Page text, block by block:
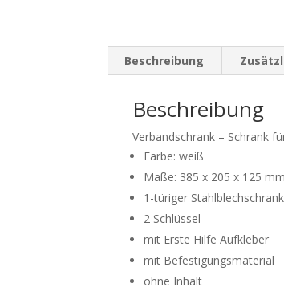
Beschreibung
Beschreibung
Verbandschrank – Schrank
Farbe: weiß
Maße: 385 x 205 x 125 mm
1-türiger Stahlblechschrank
2 Schlüssel
mit Erste Hilfe Aufkleber
mit Befestigungsmaterial
ohne Inhalt